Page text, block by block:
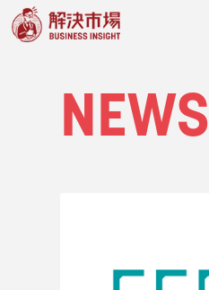
NEWS